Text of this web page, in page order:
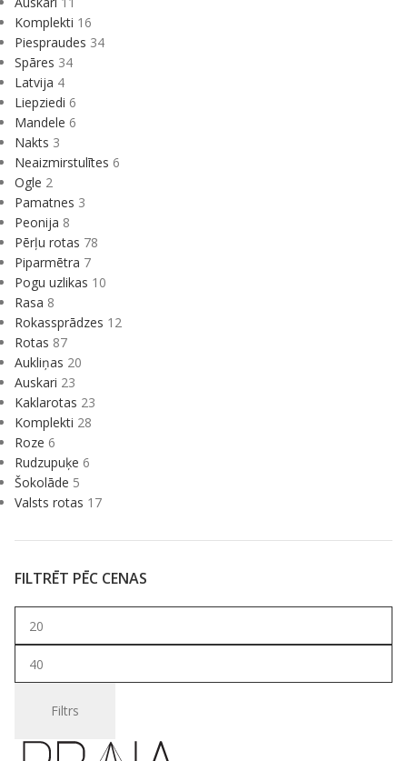
Komplekti 16
Piespraudes 34
Spāres 34
Latvija 4
Liepziedi 6
Mandele 6
Nakts 3
Neaizmirstulītes 6
Ogle 2
Pamatnes 3
Peonija 8
Pērļu rotas 78
Piparmētra 7
Pogu uzlikas 10
Rasa 8
Rokassprādzes 12
Rotas 87
Aukliņas 20
Auskari 23
Kaklarotas 23
Komplekti 28
Roze 6
Rudzupuķe 6
Šokolāde 5
Valsts rotas 17
FILTRĒT PĒC CENAS
Filtrs